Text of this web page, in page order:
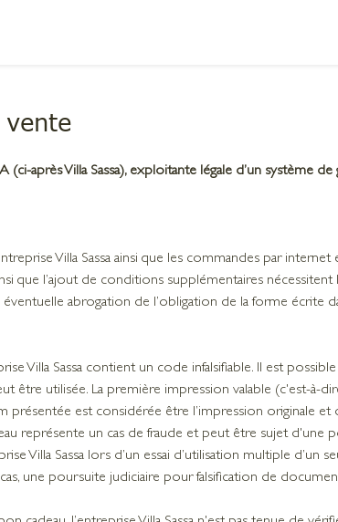
vente
(ci-après Villa Sassa), exploitante légale d’un système
Villa Sassa ainsi que les commandes par
que l’ajout de conditions supplémentaires nécessitent
abrogation de l’obligation de la forme écrite
Villa Sassa contient un code infalsifiable. Il est
être utilisée. La première impression valable (c'est-à-
est considérée être l’impression originale et
représente un cas de fraude et peut être sujet d'une
Villa Sassa lors d’un essai d’utilisation multiple
cas, une poursuite judiciaire pour falsification de